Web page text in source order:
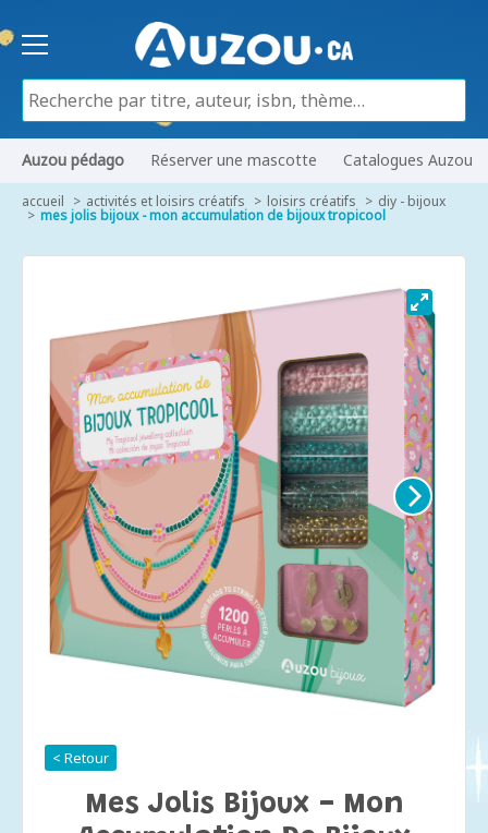
Auzou pédago Réserver une mascotte Catalogues Auzou
accueil activités et loisirs créatifs loisirs créatifs diy - bijoux
mes jolis bijoux - mon accumulation de bijoux tropicool
< Retour
Mes Jolis Bijoux - Mon